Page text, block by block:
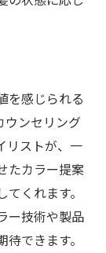
を感じられる
ウンセリング
リストが、一
たカラー提案
くれます。
ー技術や製品
できます。